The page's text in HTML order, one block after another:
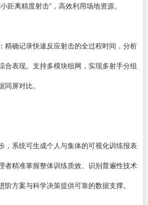
距离精度射击”，高效利用场地资源。
精确记录快速反应射击的全过程时间，分析
合表现。支持多模块组网，实现多射手分组
屏对比。
，系统可生成个人与集体的可视化训练报表
者精准掌握整体训练质效、识别普遍性技术
阶方案与科学决策提供可靠的数据支撑。